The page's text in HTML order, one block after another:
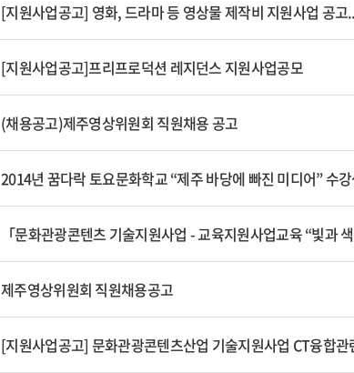
[지원사업공고] 영화, 드라마 등 영상물 제작비 지원사업 공고..
[지원사업공고]프리프로덕션 레지던스 지원사업공모
(채용공고)제주영상위원회 직원채용 공고
2014년 꿈다락 토요문화학교 “제주 바당에 빠진 미디어” 수
「문화관광콘텐츠 기술지원사업 - 교육지원사업교육 “빛과
제주영상위원회 직원채용공고
[지원사업공고] 문화관광콘텐츠산업 기술지원사업 CT융합